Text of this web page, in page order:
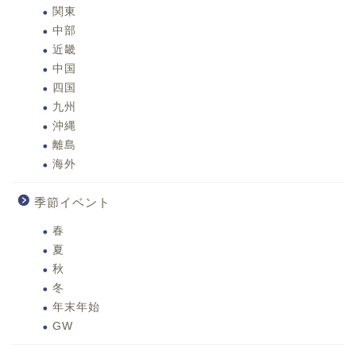
関東
中部
近畿
中国
四国
九州
沖縄
離島
海外
季節イベント
春
夏
秋
冬
年末年始
GW